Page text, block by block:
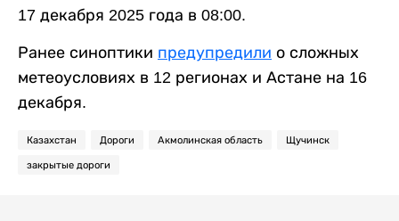
17 декабря 2025 года в 08:00.
Ранее синоптики предупредили о сложных
метеоусловиях в 12 регионах и Астане на 16
декабря.
Казахстан Дороги Акмолинская область Щучинск
закрытые дороги